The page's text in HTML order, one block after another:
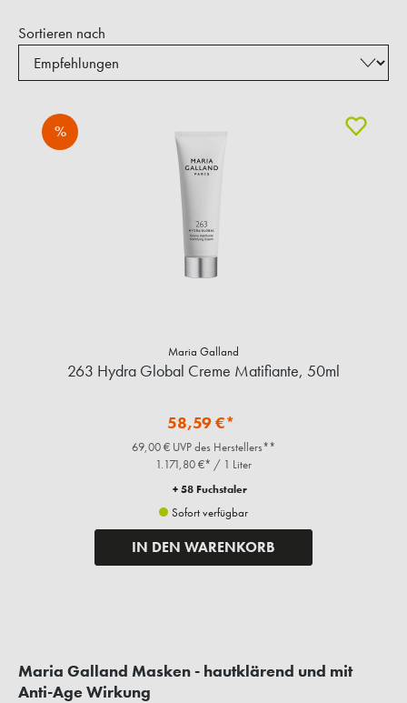
Sortieren nach
%
Maria Galland
263 Hydra Global Creme Matifiante, 50ml
58,59 €*
69,00 € UVP des Herstellers**
1.171,80 €* / 1 Liter
+ 58 Fuchstaler
Sofort verfügbar
IN DEN WARENKORB
Maria Galland Masken - hautklärend und mit
Anti-Age Wirkung